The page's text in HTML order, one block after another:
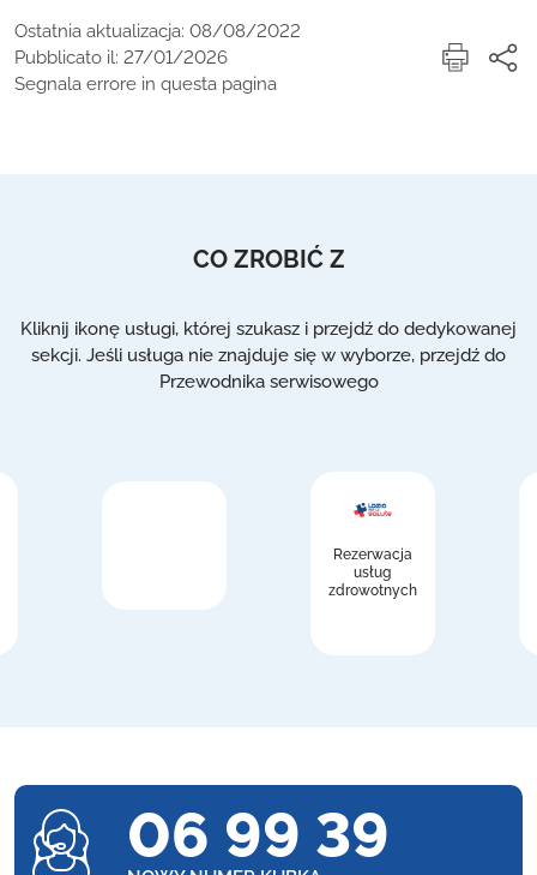
Ostatnia aktualizacja: 08/08/2022
Pubblicato il: 27/01/2026
Segnala errore in questa pagina
CO ZROBIĆ Z
Kliknij ikonę usługi, której szukasz i przejdź do dedykowanej
sekcji. Jeśli usługa nie znajduje się w wyborze, przejdź do
Przewodnika serwisowego
Rezerwacja
usług
zdrowotnych
06 99 39